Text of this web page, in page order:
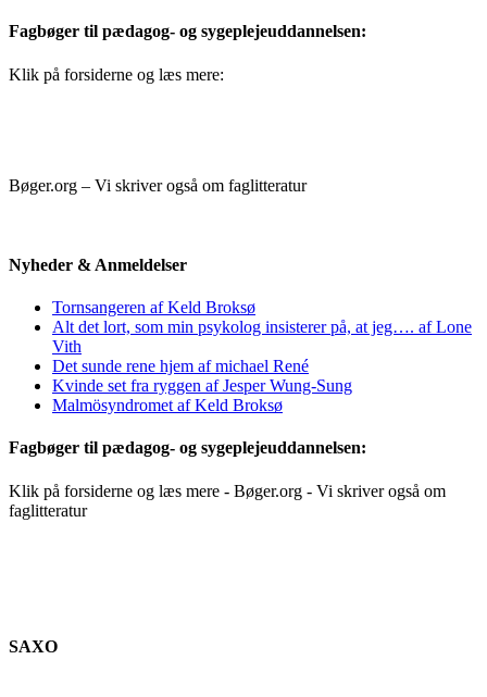
Fagbøger til pædagog- og sygeplejeuddannelsen:
Klik på forsiderne og læs mere:
Bøger.org – Vi skriver også om faglitteratur
Nyheder & Anmeldelser
Tornsangeren af Keld Broksø
Alt det lort, som min psykolog insisterer på, at jeg…. af Lone
Vith
Det sunde rene hjem af michael René
Kvinde set fra ryggen af Jesper Wung-Sung
Malmösyndromet af Keld Broksø
Fagbøger til pædagog- og sygeplejeuddannelsen:
Klik på forsiderne og læs mere - Bøger.org - Vi skriver også om
faglitteratur
SAXO